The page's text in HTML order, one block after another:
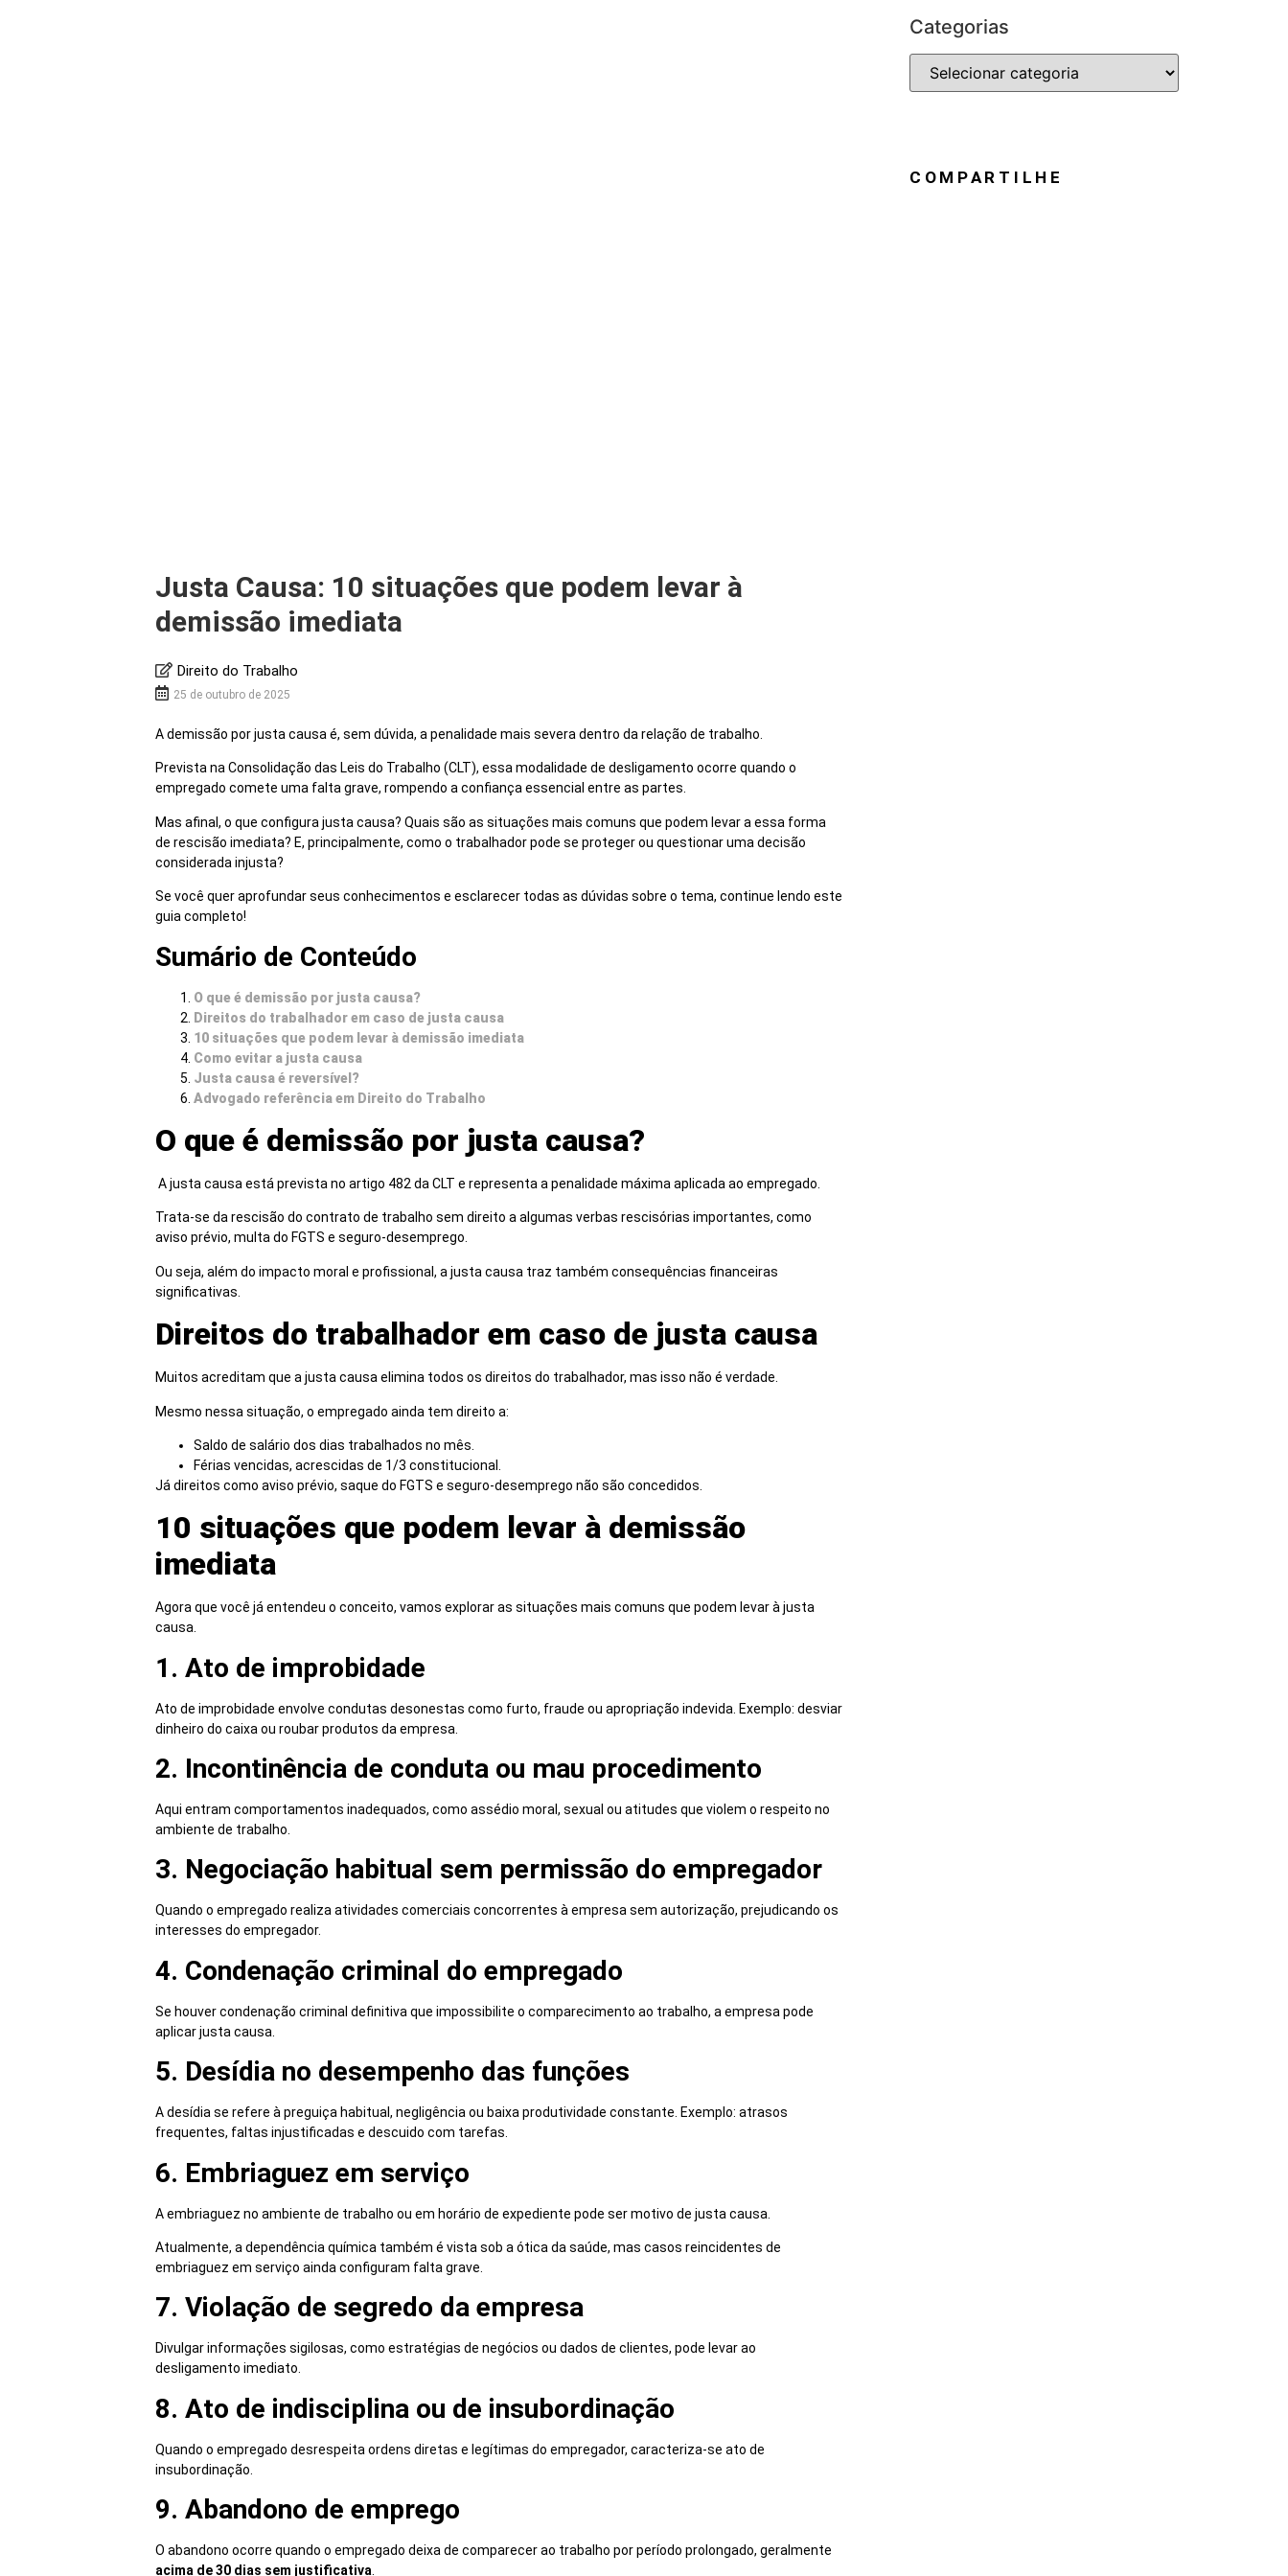
Justa Causa: 10 situações que podem levar à
demissão imediata
Direito do Trabalho
25 de outubro de 2025
A demissão por justa causa é, sem dúvida, a penalidade mais severa dentro da relação de trabalho.
Prevista na Consolidação das Leis do Trabalho (CLT), essa modalidade de desligamento ocorre quando o
empregado comete uma falta grave, rompendo a confiança essencial entre as partes.
Mas afinal, o que configura justa causa? Quais são as situações mais comuns que podem levar a essa forma
de rescisão imediata? E, principalmente, como o trabalhador pode se proteger ou questionar uma decisão
considerada injusta?
Se você quer aprofundar seus conhecimentos e esclarecer todas as dúvidas sobre o tema, continue lendo este
guia completo!
Sumário de Conteúdo
O que é demissão por justa causa?
Direitos do trabalhador em caso de justa causa
10 situações que podem levar à demissão imediata
Como evitar a justa causa
Justa causa é reversível?
Advogado referência em Direito do Trabalho
O que é demissão por justa causa?
A justa causa está prevista no artigo 482 da CLT e representa a penalidade máxima aplicada ao empregado.
Trata-se da rescisão do contrato de trabalho sem direito a algumas verbas rescisórias importantes, como
aviso prévio, multa do FGTS e seguro-desemprego.
Ou seja, além do impacto moral e profissional, a justa causa traz também consequências financeiras
significativas.
Direitos do trabalhador em caso de justa causa
Muitos acreditam que a justa causa elimina todos os direitos do trabalhador, mas isso não é verdade.
Mesmo nessa situação, o empregado ainda tem direito a:
Saldo de salário dos dias trabalhados no mês.
Férias vencidas, acrescidas de 1/3 constitucional.
Já direitos como aviso prévio, saque do FGTS e seguro-desemprego não são concedidos.
10 situações que podem levar à demissão
imediata
Agora que você já entendeu o conceito, vamos explorar as situações mais comuns que podem levar à justa
causa.
1. Ato de improbidade
Ato de improbidade envolve condutas desonestas como furto, fraude ou apropriação indevida. Exemplo: desviar
dinheiro do caixa ou roubar produtos da empresa.
2. Incontinência de conduta ou mau procedimento
Aqui entram comportamentos inadequados, como assédio moral, sexual ou atitudes que violem o respeito no
ambiente de trabalho.
3. Negociação habitual sem permissão do empregador
Quando o empregado realiza atividades comerciais concorrentes à empresa sem autorização, prejudicando os
interesses do empregador.
4. Condenação criminal do empregado
Se houver condenação criminal definitiva que impossibilite o comparecimento ao trabalho, a empresa pode
aplicar justa causa.
5. Desídia no desempenho das funções
A desídia se refere à preguiça habitual, negligência ou baixa produtividade constante. Exemplo: atrasos
frequentes, faltas injustificadas e descuido com tarefas.
6. Embriaguez em serviço
A embriaguez no ambiente de trabalho ou em horário de expediente pode ser motivo de justa causa.
Atualmente, a dependência química também é vista sob a ótica da saúde, mas casos reincidentes de
embriaguez em serviço ainda configuram falta grave.
7. Violação de segredo da empresa
Divulgar informações sigilosas, como estratégias de negócios ou dados de clientes, pode levar ao
desligamento imediato.
8. Ato de indisciplina ou de insubordinação
Quando o empregado desrespeita ordens diretas e legítimas do empregador, caracteriza-se ato de
insubordinação.
9. Abandono de emprego
O abandono ocorre quando o empregado deixa de comparecer ao trabalho por período prolongado, geralmente
acima de 30 dias sem justificativa
Categorias
COMPARTILHE